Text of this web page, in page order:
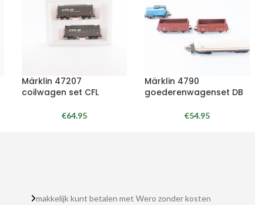
Märklin 47207
coilwagen set CFL
€64.95
Märklin 4790
goederenwagenset DB
€54.95
makkelijk kunt betalen met Wero zonder kosten